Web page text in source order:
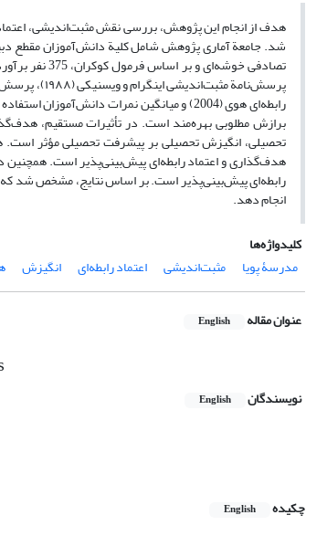
هدف از انجام این پژوهش، بررسی نقش مثبت‌اندیشی،
رابطه‌ای هوی (2004) و میانگین نمرات
برازش مطلوبی بهره‌مند است. در تأثیرات مستقیم،
رابطه‌ای پیش‌بینی‌پذیر است. بر اساس نتایج، مشخص شد که
انجام دهد.
کلیدواژه‌ها
مدرسۀ پویا
مثبت‌اندیشی اعتماد رابطه‌ای انگیزش
عنوان مقاله English
نویسندگان English
چکیده
English